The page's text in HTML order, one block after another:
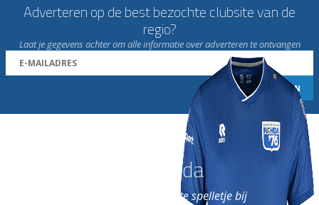
Adverteren op de best bezochte clubsite van de
regio?
Laat je gegevens achter om alle informatie over adverteren te ontvangen
Word nu lid van Rohda
en geniet iedere week van het leukste spelletje bij